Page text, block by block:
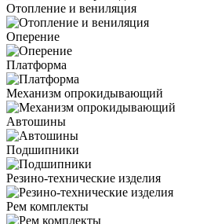
Отопление и вениляция
Оперение
Платформа
Механизм опрокидывающий
Автошины
Подшипники
Резино-технические изделия
Рем комплекты